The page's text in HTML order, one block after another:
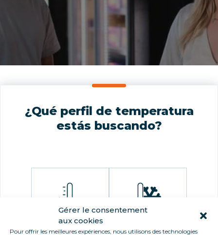
Gérer le consentement
aux cookies
Pour offrir les meilleures expériences, nous utilisons des technologies
¿Qué perfil de temperatura
estás buscando?
Fresco